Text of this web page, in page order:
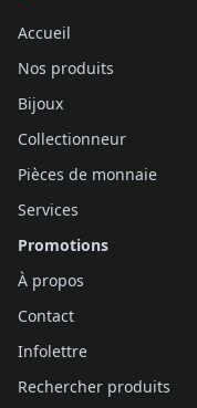
Accueil
Nos produits
Bijoux
Collectionneur
Pièces de monnaie
Services
Promotions
À propos
Contact
Infolettre
Rechercher produits